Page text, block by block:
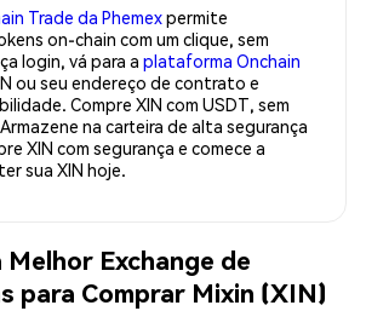
Trade da Phemexpermite
on-chain com um clique, sem
login, vá para a plataforma Onchain
ou seu endereço de contrato e
Compre XIN com USDT, sem
na carteira de alta segurança
XIN com segurança e comece a
sua XIN hoje.
Melhor Exchange de
para Comprar Mixin (XIN)